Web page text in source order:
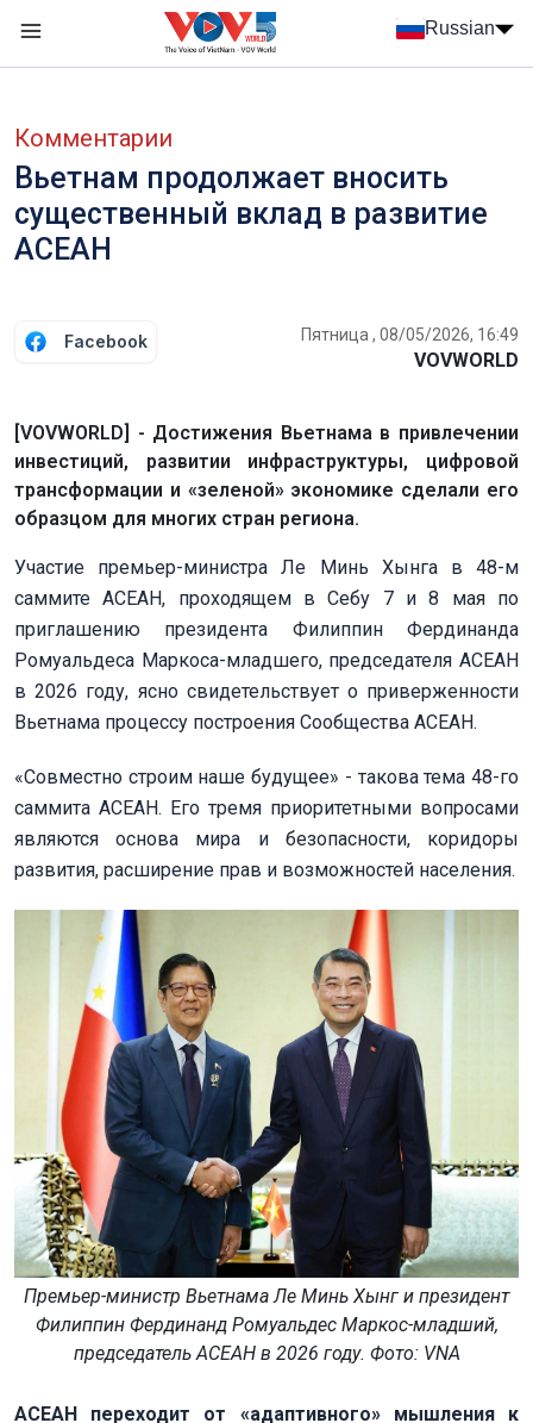
Russian
Комментарии
Вьетнам продолжает вносить
существенный вклад в развитие
АСЕАН
Facebook Пятница , 08/05/2026, 16:49
VOVWORLD
[VOVWORLD] - Достижения Вьетнама в привлечении
инвестиций, развитии инфраструктуры, цифровой
трансформации и «зеленой» экономике сделали его
образцом для многих стран региона.
Участие премьер-министра Ле Минь Хынга в 48-м
саммите АСЕАН, проходящем в Себу 7 и 8 мая по
приглашению президента Филиппин Фердинанда
Ромуальдеса Маркоса-младшего, председателя АСЕАН
в 2026 году, ясно свидетельствует о приверженности
Вьетнама процессу построения Сообщества АСЕАН.
«Совместно строим наше будущее» - такова тема 48-го
саммита АСЕАН. Его тремя приоритетными вопросами
являются основа мира и безопасности, коридоры
развития, расширение прав и возможностей населения.
Премьер-министр Вьетнама Ле Минь Хынг и президент
Филиппин Фердинанд Ромуальдес Маркос-младший,
председатель АСЕАН в 2026 году. Фото: VNА
АСЕАН переходит от «адаптивного» мышления к